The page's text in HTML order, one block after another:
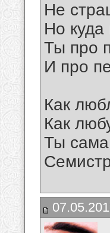
Не
Но куда
Ты про
И про
Как
Как
Ты сама